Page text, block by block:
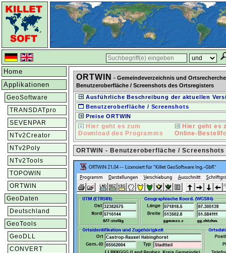
Home
Applikationen
GeoSoftware
TRANSDATpro
SEVENPAR
NTv2Creator
NTv2Poly
NTv2Tools
TOPOWIN
ORTWIN
GeoDaten
Deutschland
GeoTools
GeoDLL
CONVERT
ORTWIN - Gemeindeverzeichnis und
Benutzeroberfläche / Screenshots des Ortsregisters
Ausführliche Beschreibung der aktuellen
Benutzeroberfläche / Screenshots
Preise ORTWIN
Hier geht es zum
Download des Programms
Hier geht es
Online-
ORTWIN - Benutzeroberfläche / Screenshots